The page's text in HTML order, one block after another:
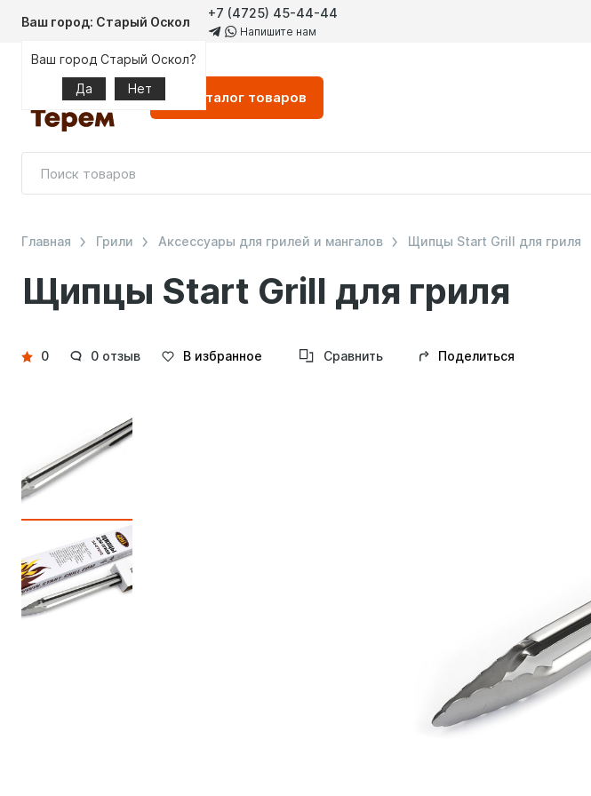
Ваш город: Старый Оскол
Ваш город Старый Оскол?
Да
Нет
+7 (4725) 45-44-44
Напишите нам
Каталог товаров
Щипцы Start Grill для гриля
Главная Грили Аксессуары для грилей и мангалов Щипцы Start Grill для гриля
Детали
0 0 отзыв В избранное Сравнить Поделиться